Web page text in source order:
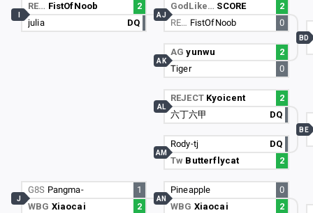
RE… FistOfNoob
2
julia
DQ
G8S Pangma-
1
WBG Xiaocai 2
J
GodLike… SCORE
2
RE… FistOfNoob 0
AJ
AGyunwu
2
Tiger
0
AK
REJECT Kyoicent
2
六丁六甲
DQ
AL
Rody-tj
DQ
Tw Butterflycat 2
AM
Pineapple
0
WBG Xiaocai 2
AN
BD
BE